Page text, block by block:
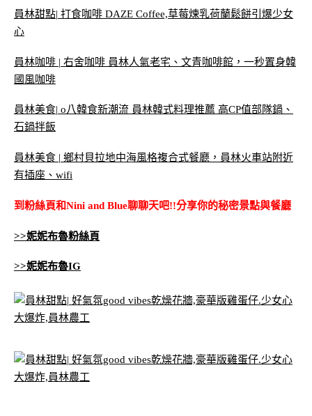
員林甜點| 打食咖啡 DAZE Coffee,草莓煉乳荷蘭鬆餅引爆少女
心
員林咖啡 | 右舍咖啡 員林人氣老宅、文青咖啡館，一秒置身韓
國風咖啡
員林美食| o八韓食新潮流 員林韓式料理推薦 高CP值部隊鍋、
石鍋拌飯
員林美食 | 鄉村貝拉地中海風格複合式餐廳，員林火車站附近
有插座、wifi
到粉絲頁和Nini and Blue聊聊天吧!!分享你的秘密景點與餐廳
>>妮妮布魯粉絲頁
>>妮妮布魯IG